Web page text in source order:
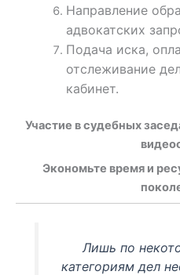
Направление
адвокатских
Подача иска,
отслеживание
кабинет.
Участие в судебных
Экономьте время и
Лишь по
категориям дел